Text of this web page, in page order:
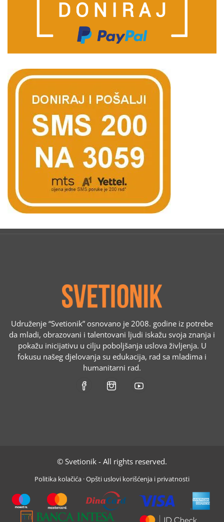
Udruženje “Svetionik” osnovano je 2008. godine iz potrebe
da mladi, obrazovani i talentovani ljudi iskažu svoja znanja i
pokažu inicijativu u cilju poboljšanja uslova življenja. U
fokusu našeg djelovanja su edukacija, rad sa mladima i
humanitarni rad.
© Svetionik - All rights reserved.
Politika kolačića ·Opšti uslovi korišćenja i privatnosti